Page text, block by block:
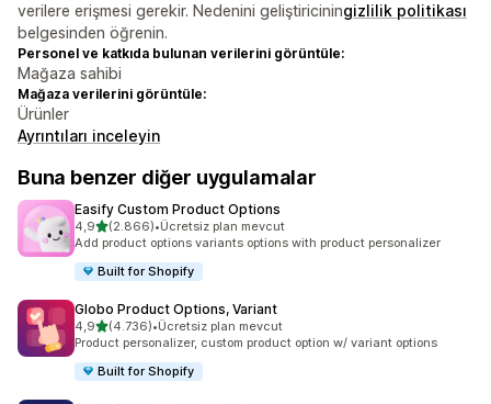
verilere erişmesi gerekir. Nedenini geliştiriciningizlilik politikası
belgesinden öğrenin.
Personel ve katkıda bulunan verilerini görüntüle:
Mağaza sahibi
Mağaza verilerini görüntüle:
Ürünler
Ayrıntıları inceleyin
Buna benzer diğer uygulamalar
Easify Custom Product Options
4,95 yıldız üzerinden
(2.866)
toplam 2866 değerlendirme
•Ücretsiz plan mevcut
Add product options variants options with product personalizer
Built for Shopify
Globo Product Options, Variant
4,95 yıldız üzerinden
(4.736)
toplam 4736 değerlendirme
•Ücretsiz plan mevcut
Product personalizer, custom product option w/ variant options
Built for Shopify